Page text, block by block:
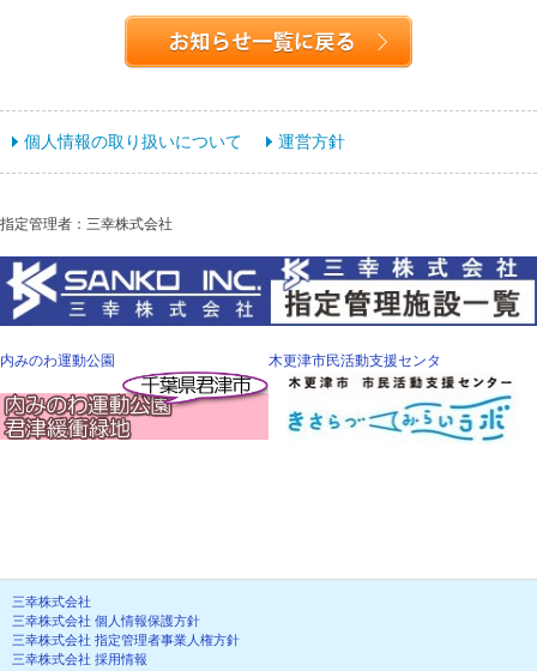
個人情報の取り扱いについて 運営方針
指定管理者：三幸株式会社